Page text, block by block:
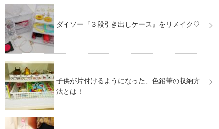
ダイソー『３段引き出しケース』をリメイク♡
子供が片付けるようになった、色鉛筆の収納方
法とは！